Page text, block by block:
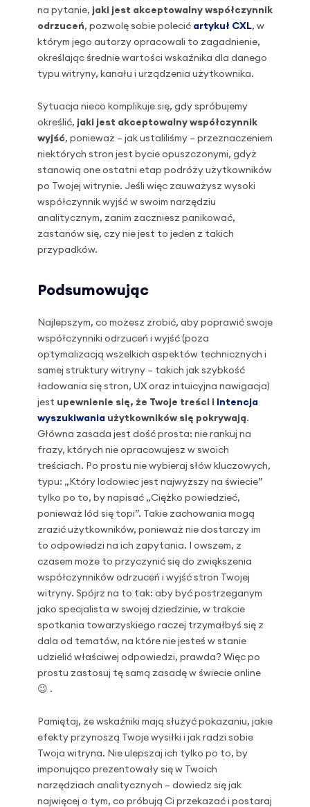
na pytanie, jaki jest akceptowalny współczynnik
odrzuceń, pozwolę sobie polecić artykuł CXL, w
którym jego autorzy opracowali to zagadnienie,
określając średnie wartości wskaźnika dla danego
typu witryny, kanału i urządzenia użytkownika.
Sytuacja nieco komplikuje się, gdy spróbujemy
określić, jaki jest akceptowalny współczynnik
wyjść, ponieważ – jak ustaliliśmy – przeznaczeniem
niektórych stron jest bycie opuszczonymi, gdyż
stanowią one ostatni etap podróży użytkowników
po Twojej witrynie. Jeśli więc zauważysz wysoki
współczynnik wyjść w swoim narzędziu
analitycznym, zanim zaczniesz panikować,
zastanów się, czy nie jest to jeden z takich
przypadków.
Podsumowując
Najlepszym, co możesz zrobić, aby poprawić swoje
współczynniki odrzuceń i wyjść (poza
optymalizacją wszelkich aspektów technicznych i
samej struktury witryny – takich jak szybkość
ładowania się stron, UX oraz intuicyjna nawigacja)
jest upewnienie się, że Twoje treści i intencja
wyszukiwania użytkowników się pokrywają.
Główna zasada jest dość prosta: nie rankuj na
frazy, których nie opracowujesz w swoich
treściach. Po prostu nie wybieraj słów kluczowych,
typu: „Który lodowiec jest najwyższy na świecie”
tylko po to, by napisać „Ciężko powiedzieć,
ponieważ lód się topi”. Takie zachowania mogą
zrazić użytkowników, ponieważ nie dostarczy im
to odpowiedzi na ich zapytania. I owszem, z
czasem może to przyczynić się do zwiększenia
współczynników odrzuceń i wyjść stron Twojej
witryny. Spójrz na to tak: aby być postrzeganym
jako specjalista w swojej dziedzinie, w trakcie
spotkania towarzyskiego raczej trzymałbyś się z
dala od tematów, na które nie jesteś w stanie
udzielić właściwej odpowiedzi, prawda? Więc po
prostu zastosuj tę samą zasadę w świecie online
😉 .
Pamiętaj, że wskaźniki mają służyć pokazaniu, jakie
efekty przynoszą Twoje wysiłki i jak radzi sobie
Twoja witryna. Nie ulepszaj ich tylko po to, by
imponująco prezentowały się w Twoich
narzędziach analitycznych – dowiedz się jak
najwięcej o tym, co próbują Ci przekazać i postaraj